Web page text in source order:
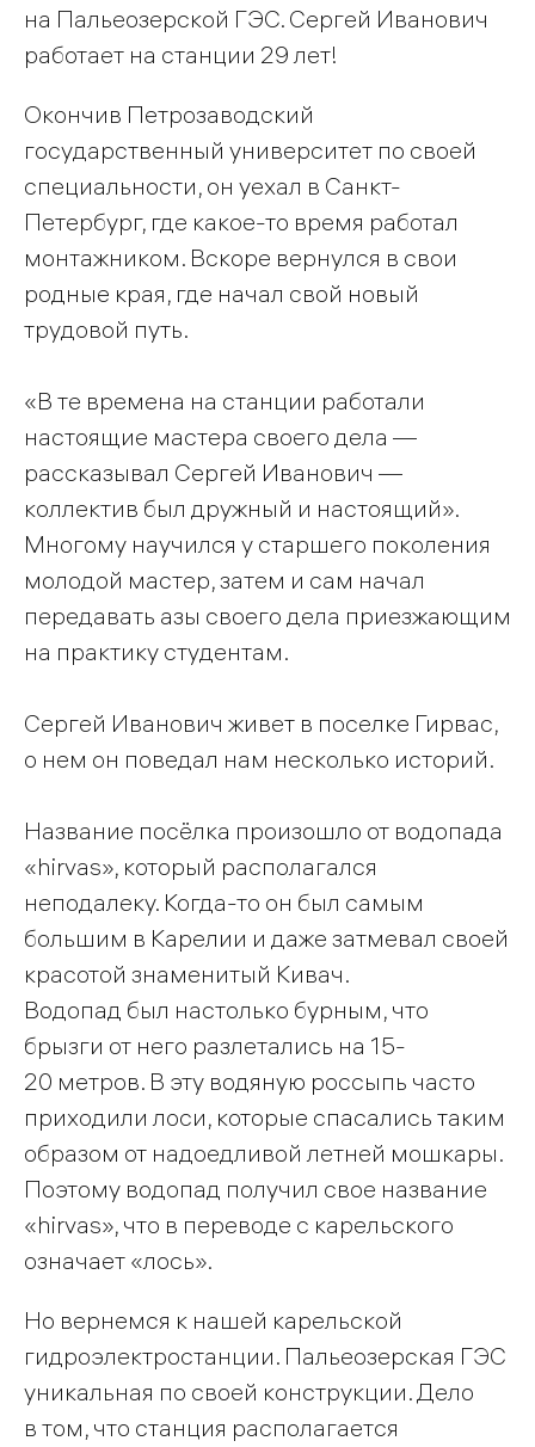
на Пальеозерской ГЭС. Сергей Иванович
работает на станции 29 лет!
Окончив Петрозаводский
государственный университет по своей
специальности, он уехал в Санкт-
Петербург, где какое-то время работал
монтажником. Вскоре вернулся в свои
родные края, где начал свой новый
трудовой путь.
«В те времена на станции работали
настоящие мастера своего дела —
рассказывал Сергей Иванович —
коллектив был дружный и настоящий».
Многому научился у старшего поколения
молодой мастер, затем и сам начал
передавать азы своего дела приезжающим
на практику студентам.
Сергей Иванович живет в поселке Гирвас,
о нем он поведал нам несколько историй.
Название посёлка произошло от водопада
«hirvas», который располагался
неподалеку. Когда-то он был самым
большим в Карелии и даже затмевал своей
красотой знаменитый Кивач.
Водопад был настолько бурным, что
брызги от него разлетались на 15-
20 метров. В эту водяную россыпь часто
приходили лоси, которые спасались таким
образом от надоедливой летней мошкары.
Поэтому водопад получил свое название
«hirvas», что в переводе с карельского
означает «лось».
Но вернемся к нашей карельской
гидроэлектростанции. Пальеозерская ГЭС
уникальная по своей конструкции. Дело
в том, что станция располагается